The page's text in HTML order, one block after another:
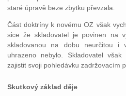
staré úpravě beze zbytku převzala.
Část doktríny k novému OZ však
sice že skladovatel je povinen na
skladovanou na dobu neurčitou i
uhrazeno nebylo. Skladovatel
zajistit svoji pohledávku zadržovacím
Skutkový základ děje